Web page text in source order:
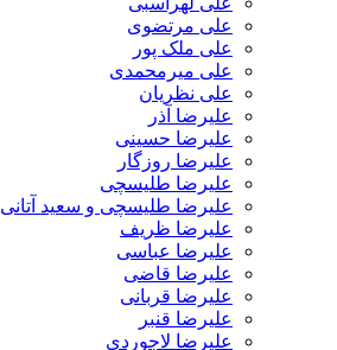
علی مرتضوی
علی ملک پور
علی میرمحمدی
علی نظریان
علیرضا آذر
علیرضا حسینی
علیرضا روزگار
علیرضا طلیسچی
علیرضا طلیسچی و سعید آتانی
علیرضا ظریف
علیرضا عباسی
علیرضا قاضی
علیرضا قربانی
علیرضا قنبر
علیرضا لاجوردی